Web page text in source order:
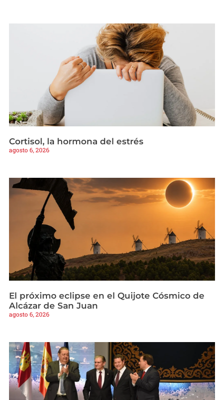
Cortisol, la hormona del estrés
agosto 6, 2026
El próximo eclipse en el Quijote Cósmico de
Alcázar de San Juan
agosto 6, 2026